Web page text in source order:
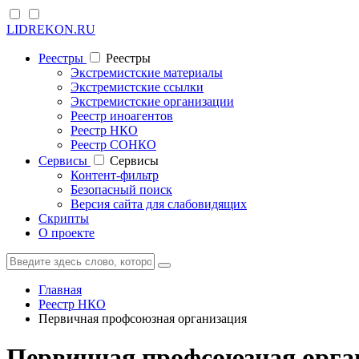
LIDREKON.RU
Реестры
Реестры
Экстремистские материалы
Экстремистские ссылки
Экстремистские организации
Реестр иноагентов
Реестр НКО
Реестр СОНКО
Cервисы
Cервисы
Контент-фильтр
Безопасный поиск
Версия сайта для слабовидящих
Скрипты
О проекте
Главная
Реестр НКО
Первичная профсоюзная организация